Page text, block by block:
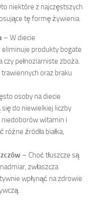
niektóre z najczęstszych
tę formę żywienia.
– W diecie
produkty bogate
czy pełnoziarniste zboża.
oraz braku
osoby na diecie
do niewielkiej liczby
witamin i
różne źródła białka,
– Choć tłuszcze są
zwłaszcza
wpłynąć na zdrowie